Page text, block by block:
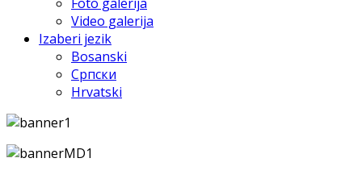
Video galerija
Izaberi jezik
Bosanski
Српски
Hrvatski